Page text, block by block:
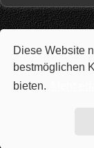
Diese Website
bestmöglichen
bieten.